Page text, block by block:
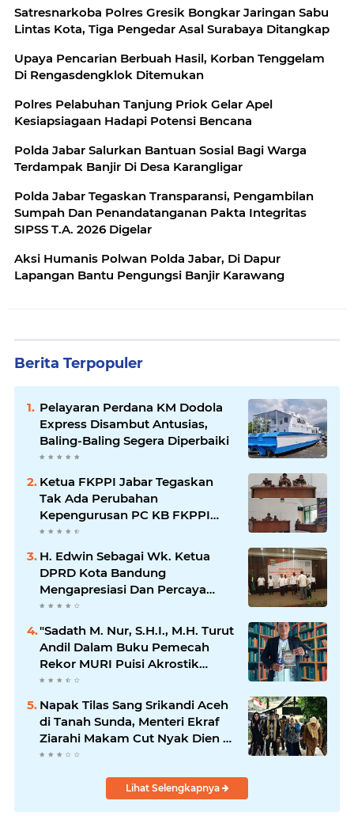
Satresnarkoba Polres Gresik Bongkar Jaringan Sabu
Lintas Kota, Tiga Pengedar Asal Surabaya Ditangkap
Upaya Pencarian Berbuah Hasil, Korban Tenggelam
Di Rengasdengklok Ditemukan
Polres Pelabuhan Tanjung Priok Gelar Apel
Kesiapsiagaan Hadapi Potensi Bencana
Polda Jabar Salurkan Bantuan Sosial Bagi Warga
Terdampak Banjir Di Desa Karangligar
Polda Jabar Tegaskan Transparansi, Pengambilan
Sumpah Dan Penandatanganan Pakta Integritas
SIPSS T.A. 2026 Digelar
Aksi Humanis Polwan Polda Jabar, Di Dapur
Lapangan Bantu Pengungsi Banjir Karawang
Berita Terpopuler
Pelayaran Perdana KM Dodola
Express Disambut Antusias,
Baling-Baling Segera Diperbaiki
Ketua FKPPI Jabar Tegaskan
Tak Ada Perubahan
Kepengurusan PC KB FKPPI
Sumedang, Ketua Cabang
H. Edwin Sebagai Wk. Ketua
DPRD Kota Bandung
Mengapresiasi Dan Percaya
Penuh Kepada Kepemimpinan
Lpm Kota Bandung Periode
2021-2026
"Sadath M. Nur, S.H.I., M.H. Turut
Andil Dalam Buku Pemecah
Rekor MURI Puisi Akrostik
Terbanyak
Napak Tilas Sang Srikandi Aceh
di Tanah Sunda, Menteri Ekraf
Ziarahi Makam Cut Nyak Dien di
Sumedang
Lihat Selengkapnya